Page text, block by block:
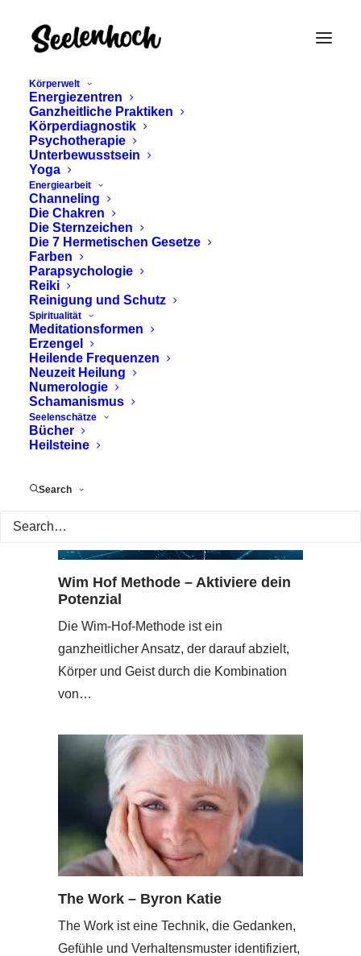
Körperwelt
Energiezentren
Ganzheitliche Praktiken
Körperdiagnostik
Psychotherapie
Unterbewusstsein
Yoga
Energiearbeit
Channeling
Die Chakren
Die Sternzeichen
Die 7 Hermetischen Gesetze
Farben
Parapsychologie
Reiki
Reinigung und Schutz
Spiritualität
Meditationsformen
Erzengel
Heilende Frequenzen
Neuzeit Heilung
Numerologie
Schamanismus
Seelenschätze
Bücher
Heilsteine
Search
depression
Wim Hof Methode – Aktiviere dein
Potenzial
Die Wim-Hof-Methode ist ein
ganzheitlicher Ansatz, der darauf abzielt,
Körper und Geist durch die Kombination
von…
The Work – Byron Katie
The Work ist eine Technik, die Gedanken,
Gefühle und Verhaltensmuster identifiziert,